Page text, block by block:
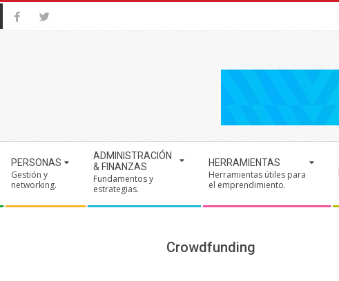
PERSONAS
Gestión y
networking.
ADMINISTRACIÓN
& FINANZAS
Fundamentos y
estrategias.
HERRAMIENTAS
Herramientas útiles para
el emprendimiento.
Crowdfunding